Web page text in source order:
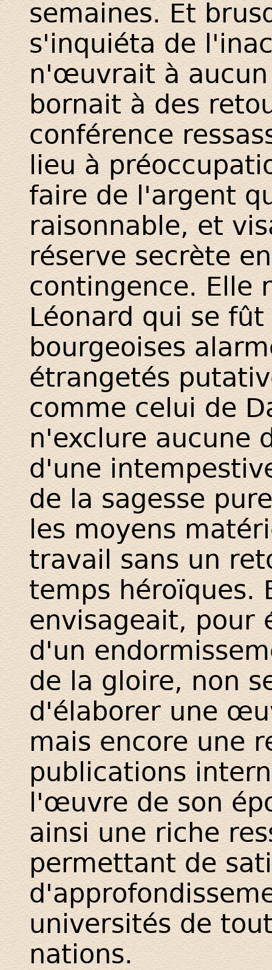
semaines. Et
s'inquiéta de
n'œuvrait à
bornait à des
conférence
lieu à
faire de l'argent
raisonnable, et
réserve secrète
contingence. Elle
Léonard qui se
bourgeoises
étrangetés
comme celui de
n'exclure aucune
d'une
de la sagesse
les moyens
travail sans un
temps héroïques.
envisageait, pour
d'un
de la gloire, non
d'élaborer une
mais encore une
publications
l'œuvre de son
ainsi une riche
permettant de
universités de
nations.